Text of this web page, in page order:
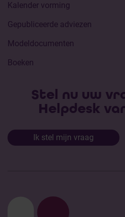
Kalender vorming
Gepubliceerde adviezen
Modeldocumenten
Boeken
Stel nu uw
Helpdesk
Ik stel mijn vraag